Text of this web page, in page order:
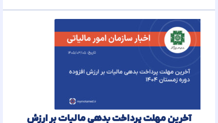
آخرین مهلت پرداخت بدهی مالیات بر ارزش